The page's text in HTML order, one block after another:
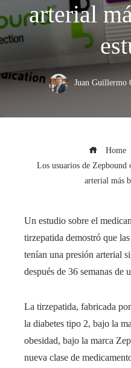
arterial
Juan Guillermo
Home
Los usuarios de
arterial más
Un estudio sobre el
tirzepatida demostró que
tenían una presión arterial
después de 36 semanas de
La tirzepatida, fabricada
la diabetes tipo 2, bajo la
obesidad, bajo la marca
nueva clase de